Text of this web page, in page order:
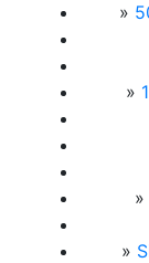
»
»
»
»